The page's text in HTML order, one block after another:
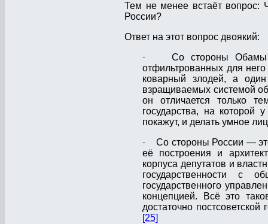
Тем не менее встаёт вопрос:
России?
Ответ на этот вопрос двоякий:
· Со стороны Обамы —
отфильтрованных для
коварный злодей, а
взращиваемых системой
он отличается только
государства, на которой
покажут, и делать умное
· Со стороны России — это
её построения и
корпуса депутатов и
государственности с
государственного
концепцией. Всё это
достаточно
[25]